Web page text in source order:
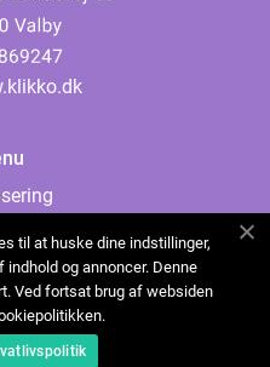
oss
til at huske dine indstillinger,
og annoncer. Denne
Ved fortsat brug af websiden